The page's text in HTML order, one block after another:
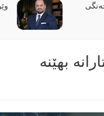
و ئاگردا
بھێنە